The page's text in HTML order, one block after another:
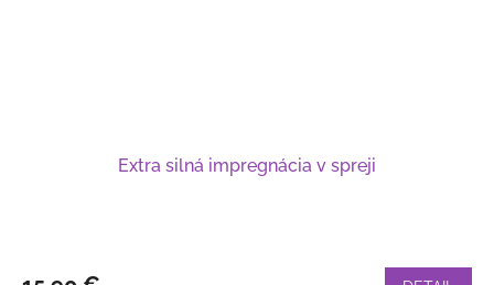
Extra silná impregnácia v spreji